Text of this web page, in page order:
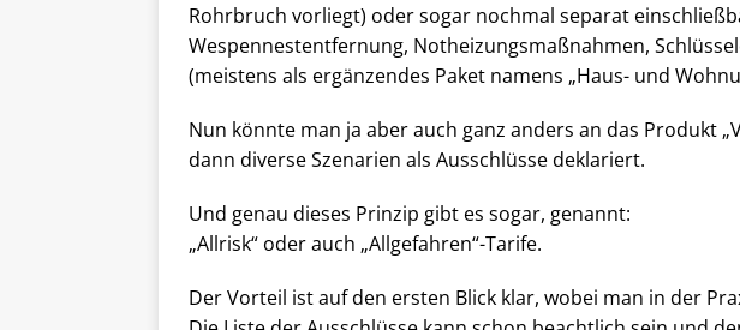
Rohrbruch vorliegt) oder sogar nochmal separat
Wespennestentfernung, Notheizungsmaßnahmen,
(meistens als ergänzendes Paket namens „Haus- und
Nun könnte man ja aber auch ganz anders an das Produkt
dann diverse Szenarien als Ausschlüsse deklariert.
Und genau dieses Prinzip gibt es sogar, genannt:
„Allrisk“ oder auch „Allgefahren“-Tarife.
Der Vorteil ist auf den ersten Blick klar, wobei man in der